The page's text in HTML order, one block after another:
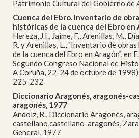
Patrimonio Cultural del Gobierno de
Cuenca del Ebro. Inventario de
históricas de la cuenca del Ebro en
Hereza, J.I., Jaime, F., Arenillas, M.,
R. y Arenillas, L., "Inventario de
de la cuenca del Ebro en Aragón", en
Segundo Congreso Nacional de
A Coruña, 22-24 de octubre de
225-232
Diccionario Aragonés, aragonés-
aragonés, 1977
Andolz, R., Diccionario Aragonés,
castellano,castellano-aragonés,
General, 1977